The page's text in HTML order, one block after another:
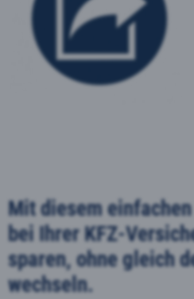
Mit diesem
bei Ihrer KFZ-
sparen, ohne gleich
wechseln.